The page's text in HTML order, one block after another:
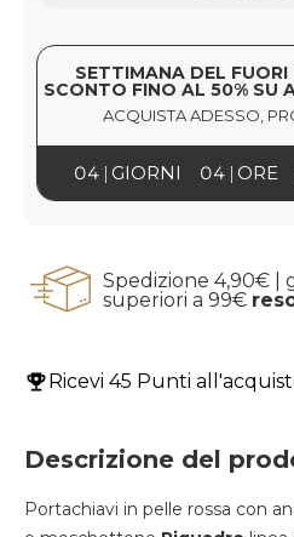
SETTIMANA DEL
SCONTO FINO AL 50% SU
ACQUISTA ADESSO,
04 04
GIORNI ORE
Spedizione 4,90€ |
superiori a 99€
Ricevi 45 Punti
Descrizione del
Portachiavi in pelle rossa con